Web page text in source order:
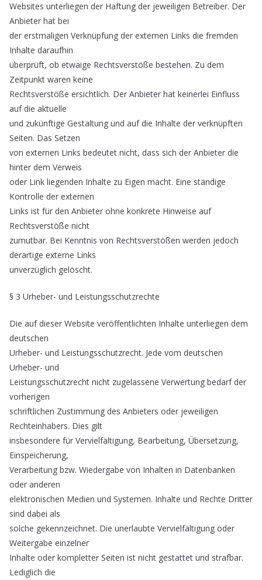
Websites unterliegen der Haftung der jeweiligen Betreiber. Der
Anbieter hat bei
der erstmaligen Verknüpfung der externen Links die fremden
Inhalte daraufhin
überprüft, ob etwaige Rechtsverstöße bestehen. Zu dem
Zeitpunkt waren keine
Rechtsverstöße ersichtlich. Der Anbieter hat keinerlei Einfluss
auf die aktuelle
und zukünftige Gestaltung und auf die Inhalte der verknüpften
Seiten. Das Setzen
von externen Links bedeutet nicht, dass sich der Anbieter die
hinter dem Verweis
oder Link liegenden Inhalte zu Eigen macht. Eine ständige
Kontrolle der externen
Links ist für den Anbieter ohne konkrete Hinweise auf
Rechtsverstöße nicht
zumutbar. Bei Kenntnis von Rechtsverstößen werden jedoch
derartige externe Links
unverzüglich gelöscht.
§ 3 Urheber- und Leistungsschutzrechte
Die auf dieser Website veröffentlichten Inhalte unterliegen dem
deutschen
Urheber- und Leistungsschutzrecht. Jede vom deutschen
Urheber- und
Leistungsschutzrecht nicht zugelassene Verwertung bedarf der
vorherigen
schriftlichen Zustimmung des Anbieters oder jeweiligen
Rechteinhabers. Dies gilt
insbesondere für Vervielfältigung, Bearbeitung, Übersetzung,
Einspeicherung,
Verarbeitung bzw. Wiedergabe von Inhalten in Datenbanken
oder anderen
elektronischen Medien und Systemen. Inhalte und Rechte Dritter
sind dabei als
solche gekennzeichnet. Die unerlaubte Vervielfältigung oder
Weitergabe einzelner
Inhalte oder kompletter Seiten ist nicht gestattet und strafbar.
Lediglich die